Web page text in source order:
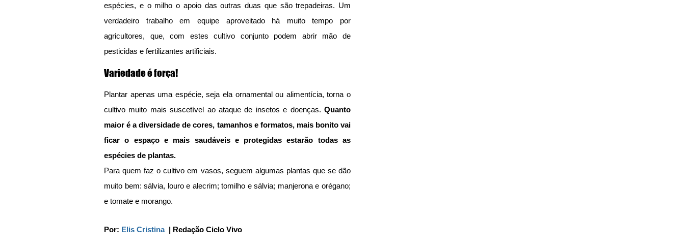
espécies, e o milho o apoio das outras duas que são trepadeiras. Um
verdadeiro trabalho em equipe aproveitado há muito tempo por
agricultores, que, com estes cultivo conjunto podem abrir mão de
pesticidas e fertilizantes artificiais.
Variedade é força!
Plantar apenas uma espécie, seja ela ornamental ou alimentícia, torna o
cultivo muito mais suscetível ao ataque de insetos e doenças. Quanto
maior é a diversidade de cores, tamanhos e formatos, mais bonito vai
ficar o espaço e mais saudáveis e protegidas estarão todas as
espécies de plantas.
Para quem faz o cultivo em vasos, seguem algumas plantas que se dão
muito bem: sálvia, louro e alecrim; tomilho e sálvia; manjerona e orégano;
e tomate e morango.
Por: Elis Cristina
  | Redação Ciclo Vivo